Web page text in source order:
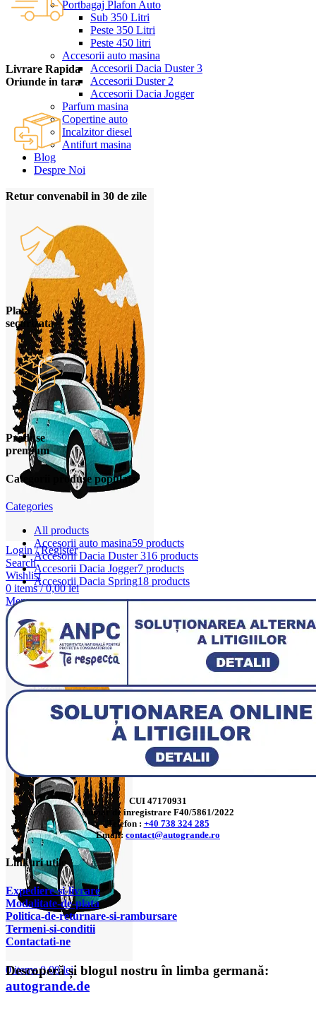
Portbagaj Plafon Auto
Sub 350 Litri
Peste 350 Litri
Peste 450 litri
Accesorii auto masina
Accesorii Dacia Duster 3
Accesorii Duster 2
Accesorii Dacia Jogger
Parfum masina
Copertine auto
Incalzitor diesel
Antifurt masina
Blog
Despre Noi
Login / Register
Search
Wishlist
0 items / 0,00lei
Menu
0items 0,00lei
Livrare Rapida
Oriunde in tara
Retur convenabil in 30 de zile
Plata
securizata
Produse
premium
Categorii produse populare
Categories
All products
Accesorii auto masina59 products
Accesorii Dacia Duster 316 products
Accesorii Dacia Jogger7 products
Accesorii Dacia Spring18 products
CUI 47170931
Numar de inregistrare F40/5861/2022
Telefon : +40 738 324 285
Email: contact@autogrande.ro
Linkuri utile
Expediere-si-livrare
Modalitate-de-plata
Politica-de-returnare-si-rambursare
Termeni-si-conditii
Contactati-ne
Descoperă și blogul nostru în limba germană:
autogrande.de